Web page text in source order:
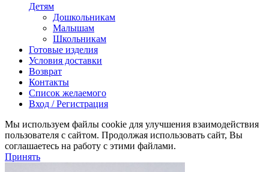
Детям
Дошкольникам
Малышам
Школьникам
Готовые изделия
Условия доставки
Возврат
Контакты
Список желаемого
Вход / Регистрация
Мы используем файлы cookie для улучшения взаимодействия
пользователя с сайтом. Продолжая использовать сайт, Вы
соглашаетесь на работу с этими файлами.
Принять